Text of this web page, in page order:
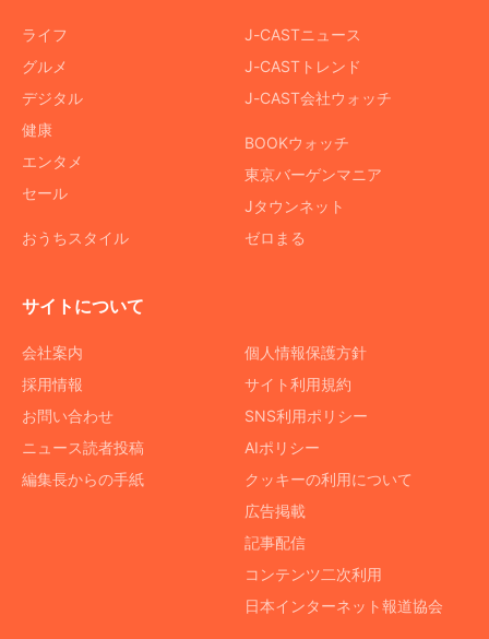
ライフ
グルメ
デジタル
健康
エンタメ
セール
おうちスタイル
J-CASTニュース
J-CASTトレンド
J-CAST会社ウォッチ
BOOKウォッチ
東京バーゲンマニア
Jタウンネット
ゼロまる
サイトについて
会社案内
採用情報
お問い合わせ
ニュース読者投稿
編集長からの手紙
個人情報保護方針
サイト利用規約
SNS利用ポリシー
AIポリシー
クッキーの利用について
広告掲載
記事配信
コンテンツ二次利用
日本インターネット報道協会